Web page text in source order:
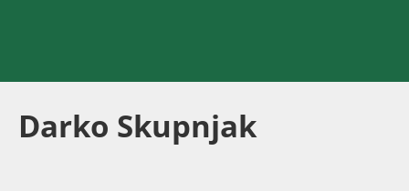
Darko Skupnjak